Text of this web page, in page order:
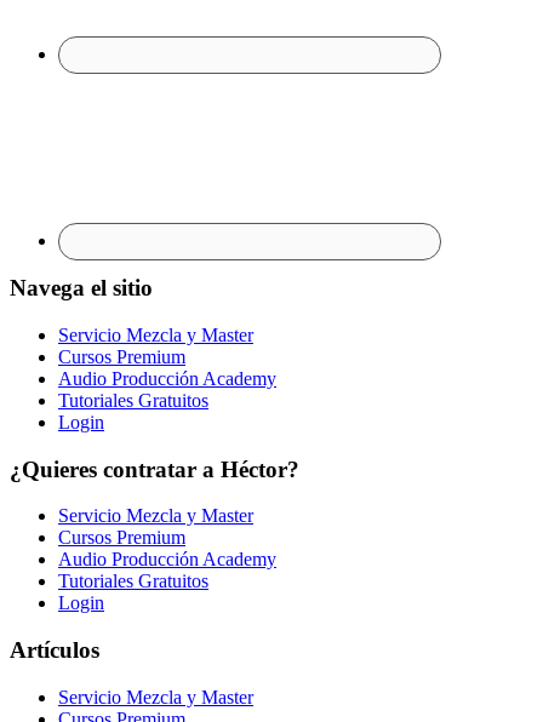
Navega el sitio
Servicio Mezcla y Master
Cursos Premium
Audio Producción Academy
Tutoriales Gratuitos
Login
¿Quieres contratar a Héctor?
Servicio Mezcla y Master
Cursos Premium
Audio Producción Academy
Tutoriales Gratuitos
Login
Artículos
Servicio Mezcla y Master